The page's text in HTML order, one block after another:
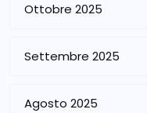
Ottobre 2025
Settembre 2025
Agosto 2025